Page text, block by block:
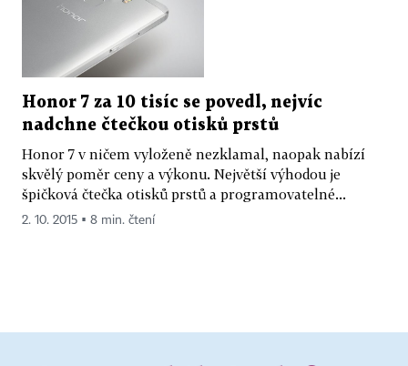
Honor 7 za 10 tisíc se povedl, nejvíc
nadchne čtečkou otisků prstů
Honor 7 v ničem vyloženě nezklamal, naopak nabízí
skvělý poměr ceny a výkonu. Největší výhodou je
špičková čtečka otisků prstů a programovatelné...
2. 10. 2015 ▪ 8 min. čtení